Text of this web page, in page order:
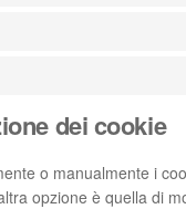
dei cookie
o manualmente i
opzione è quella di